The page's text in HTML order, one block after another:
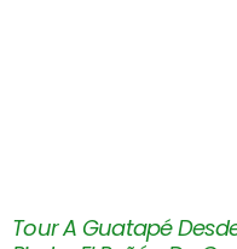
Tour A Guatapé